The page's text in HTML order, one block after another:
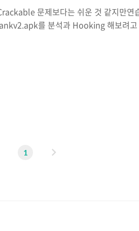
문제보다는 쉬운 것 같지만연
를 분석과 Hooking 해보려고
것처럼 디컴파일 등 필요한 사전 절차
1
다